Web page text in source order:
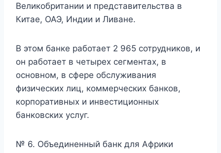
Великобритании и представительства в
Китае, ОАЭ, Индии и Ливане.
В этом банке работает 2 965 сотрудников, и
он работает в четырех сегментах, в
основном, в сфере обслуживания
физических лиц, коммерческих банков,
корпоративных и инвестиционных
банковских услуг.
№ 6. Объединенный банк для Африки